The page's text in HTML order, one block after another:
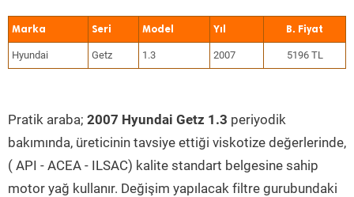
Marka Seri Model Yıl
Hyundai Getz 1.3 2007 5196 TL
Pratik araba; 2007 Hyundai Getz 1.3 periyodik
bakımında, üreticinin tavsiye ettiği viskotize değerlerinde,
( API - ACEA - ILSAC) kalite standart belgesine sahip
motor yağ kullanır. Değişim yapılacak filtre gurubundaki